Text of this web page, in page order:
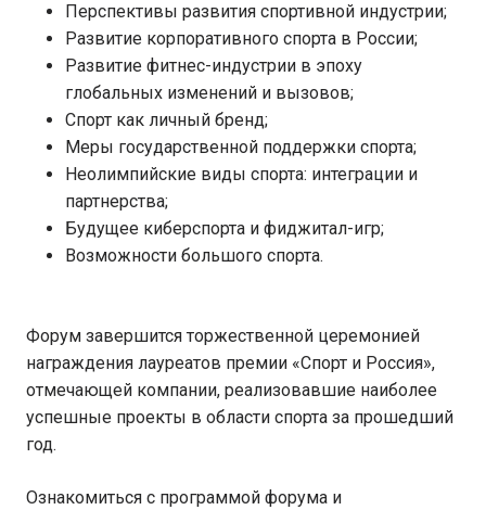
Перспективы развития спортивной индустрии;
Развитие корпоративного спорта в России;
Развитие фитнес-индустрии в эпоху
глобальных изменений и вызовов;
Спорт как личный бренд;
Меры государственной поддержки спорта;
Неолимпийские виды спорта: интеграции и
партнерства;
Будущее киберспорта и фиджитал-игр;
Возможности большого спорта.
Форум завершится торжественной церемонией
награждения лауреатов премии «Спорт и Россия»,
отмечающей компании, реализовавшие наиболее
успешные проекты в области спорта за прошедший
год.
Ознакомиться с программой форума и